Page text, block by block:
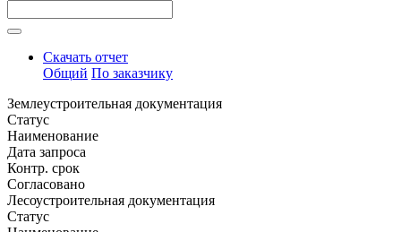
Скачать отчет
Общий По заказчику
Землеустроительная документация
Статус
Наименование
Дата запроса
Контр. срок
Согласовано
Лесоустроительная документация
Статус